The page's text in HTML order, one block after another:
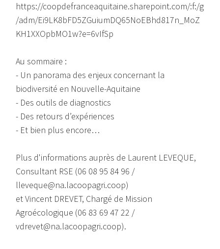
https://coopdefranceaquitaine.sharepoint.com/:f:/g
/adm/Ei9LK8bFD5ZGuiumDQ65NoEBhd817n_MoZ
KH1XXOpbMO1w?e=6vIfSp
Au sommaire :
- Un panorama des enjeux concernant la
biodiversité en Nouvelle-Aquitaine
- Des outils de diagnostics
- Des retours d’expériences
- Et bien plus encore…
Plus d'informations auprès de Laurent LEVEQUE,
Consultant RSE (06 08 95 84 96 /
lleveque@na.lacoopagri.coop)
et Vincent DREVET, Chargé de Mission
Agroécologique (06 83 69 47 22 /
vdrevet@na.lacoopagri.coop).